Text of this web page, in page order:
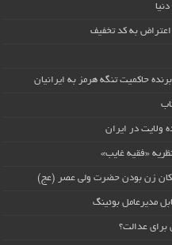
اعتراض به کد تخفیف
حاکمیت تنگه هرمز به ایرانیان
ولایت در ایران
«فقیه غایب»
زن بودن حضرت ولی عصر (عج)
مدیرعامل بوئینگ
برای عدالت؟